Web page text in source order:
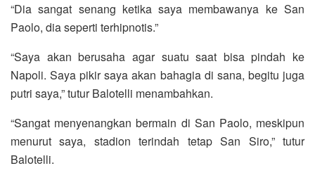
“Dia sangat senang ketika saya membawanya ke San
Paolo, dia seperti terhipnotis.”
“Saya akan berusaha agar suatu saat bisa pindah ke
Napoli. Saya pikir saya akan bahagia di sana, begitu juga
putri saya,” tutur Balotelli menambahkan.
“Sangat menyenangkan bermain di San Paolo, meskipun
menurut saya, stadion terindah tetap San Siro,” tutur
Balotelli.